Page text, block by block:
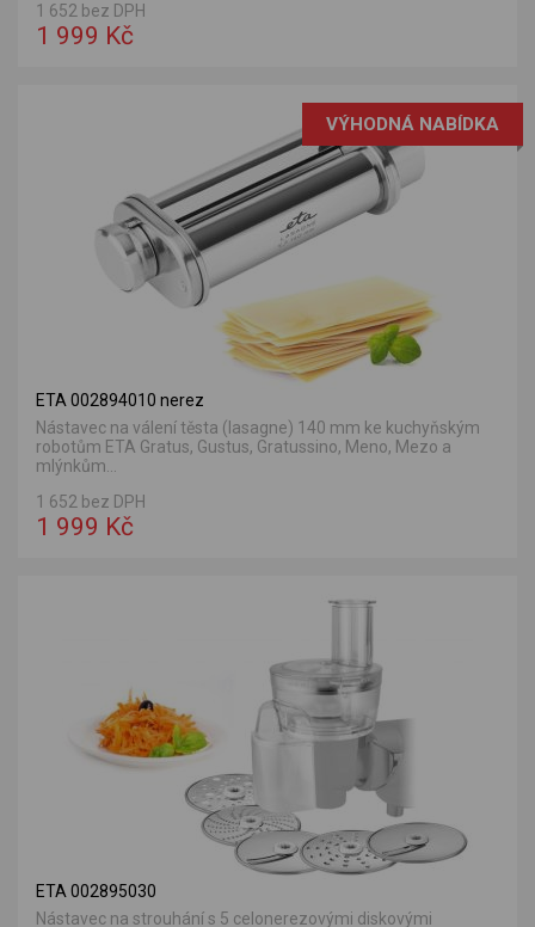
1 652 bez DPH
1 999 Kč
VÝHODNÁ NABÍDKA
ETA 002894010 nerez
Nástavec na válení těsta (lasagne) 140 mm ke kuchyňským
robotům ETA Gratus, Gustus, Gratussino, Meno, Mezo a
mlýnkům...
1 652 bez DPH
1 999 Kč
ETA 002895030
Nástavec na strouhání s 5 celonerezovými diskovými